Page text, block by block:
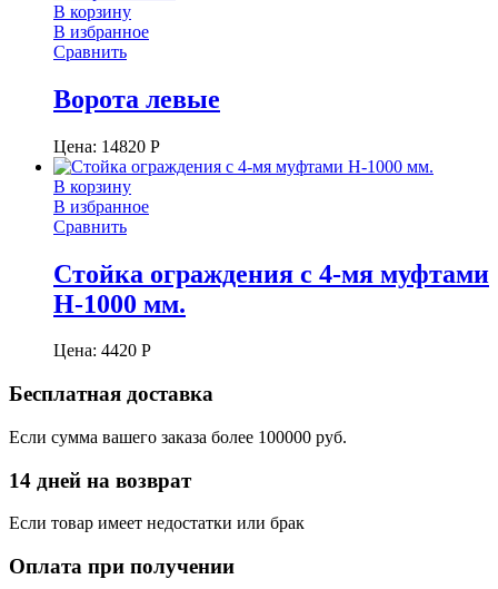
В корзину
В избранное
Сравнить
Ворота левые
Цена: 14820 Р
В корзину
В избранное
Сравнить
Стойка ограждения с 4-мя муфтами
Н-1000 мм.
Цена: 4420 Р
Бесплатная доставка
Если сумма вашего заказа более 100000 руб.
14 дней на возврат
Если товар имеет недостатки или брак
Оплата при получении